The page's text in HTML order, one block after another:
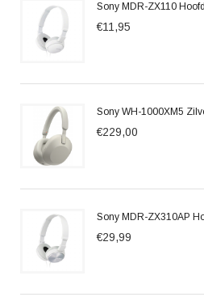
Sony MDR-ZX110
€11,95
Sony WH-1000XM5
€229,00
Sony MDR-ZX310AP
€29,99